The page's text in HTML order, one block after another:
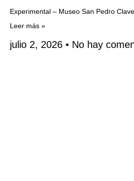
Experimental – Museo San Pedro
Leer más »
julio 2, 2026 No hay